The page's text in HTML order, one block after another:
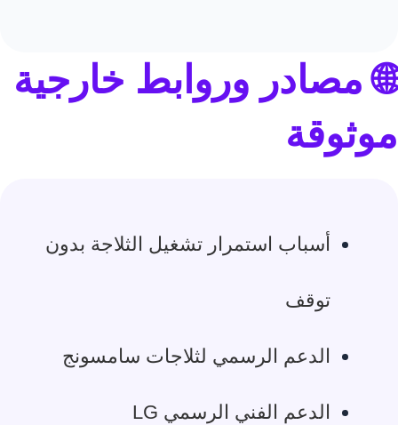
🌐 مصادر وروابط خارجية
موثوقة
أسباب استمرار تشغيل الثلاجة بدون
توقف
الدعم الرسمي لثلاجات سامسونج
الدعم الفني الرسمي LG